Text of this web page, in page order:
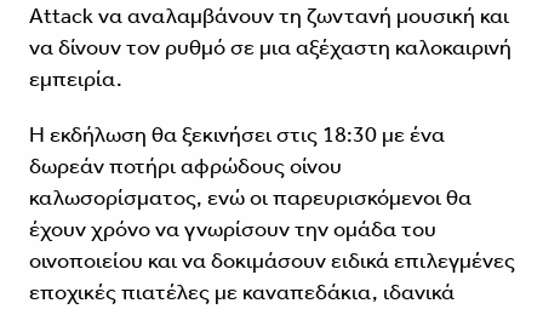
Attack να αναλαμβάνουν τη ζωντανή μουσική και
να δίνουν τον ρυθμό σε μια αξέχαστη καλοκαιρινή
εμπειρία.
Η εκδήλωση θα ξεκινήσει στις 18:30 με ένα
δωρεάν ποτήρι αφρώδους οίνου
καλωσορίσματος, ενώ οι παρευρισκόμενοι θα
έχουν χρόνο να γνωρίσουν την ομάδα του
οινοποιείου και να δοκιμάσουν ειδικά επιλεγμένες
εποχικές πιατέλες με καναπεδάκια, ιδανικά